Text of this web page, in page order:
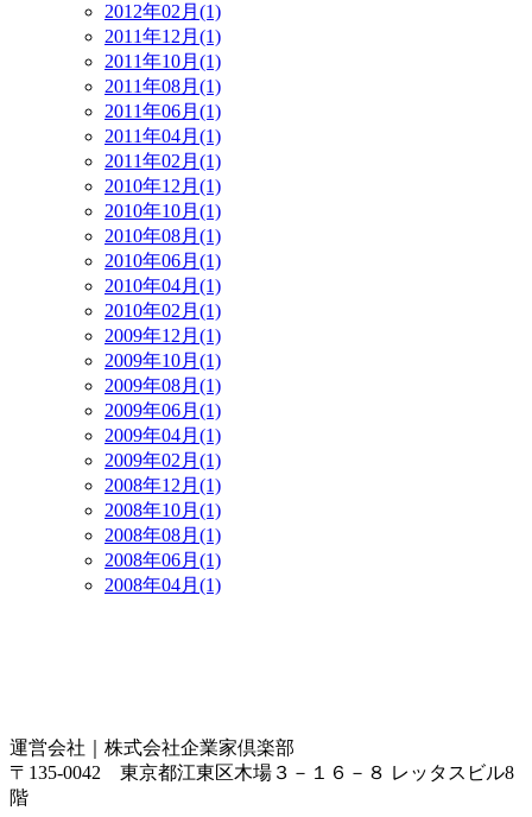
2012年02月(1)
2011年12月(1)
2011年10月(1)
2011年08月(1)
2011年06月(1)
2011年04月(1)
2011年02月(1)
2010年12月(1)
2010年10月(1)
2010年08月(1)
2010年06月(1)
2010年04月(1)
2010年02月(1)
2009年12月(1)
2009年10月(1)
2009年08月(1)
2009年06月(1)
2009年04月(1)
2009年02月(1)
2008年12月(1)
2008年10月(1)
2008年08月(1)
2008年06月(1)
2008年04月(1)
運営会社｜ 株式会社企業家倶楽部
〒135-0042 東京都江東区木場３－１６－８ レッタスビル8
階